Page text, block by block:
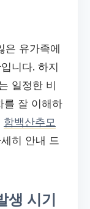
은 유가족에
니다. 하지
일정한 비
를 잘 이해하
함백산추모
히 안내 드
생 시기